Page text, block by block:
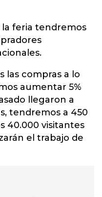
la feria tendremos
las compras a lo
aumentar 5%
llegaron a
tendremos a 450
40.000 visitantes
el trabajo de